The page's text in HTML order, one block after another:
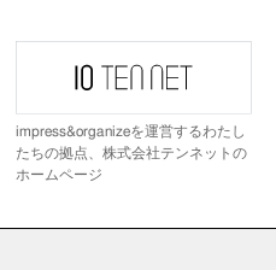
impress&organizeを運営するわたし
たちの拠点、株式会社テンネットの
ホームページ